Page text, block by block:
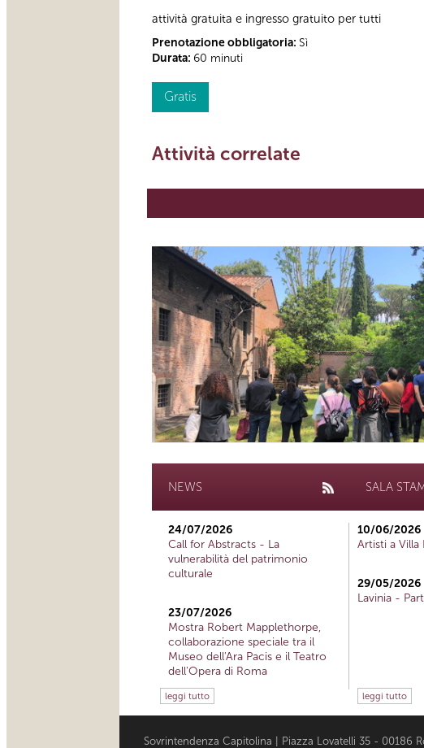
attività gratuita e ingresso gratuito per tutti
Prenotazione obbligatoria: Sì
Durata: 60 minuti
Gratis
Attività correlate
NEWS
24/07/2026
Call for Abstracts - La
vulnerabilità del patrimonio
culturale
23/07/2026
Mostra Robert Mapplethorpe,
collaborazione speciale tra il
Museo dell'Ara Pacis e il Teatro
dell'Opera di Roma
leggi tutto
SALA
10/06/2026
Artisti a
29/05/2026
Lavinia -
leggi tutto
Sovrintendenza Capitolina | Piazza Lovatelli 35 - 00186